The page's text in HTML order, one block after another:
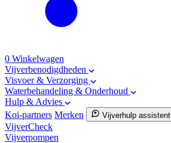
0 Winkelwagen
Vijverbenodigdheden
Visvoer & Verzorging
Waterbehandeling & Onderhoud
Hulp & Advies
Koi-partners Merken Vijverhulp assistent
VijverCheck
Vijverpompen